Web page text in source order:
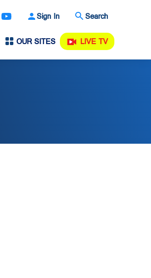
Sign In Search
OUR SITES LIVE TV